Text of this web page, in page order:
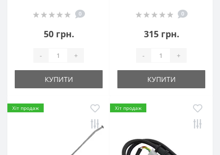
0
50 грн.
- +
КУПИТИ
0
315 грн.
- +
КУПИТИ
Хіт продаж Хіт продаж